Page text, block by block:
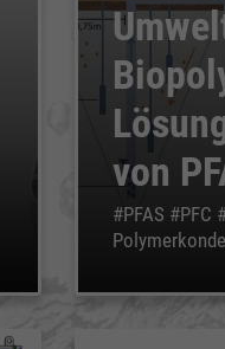
von
#PFAS #PFC